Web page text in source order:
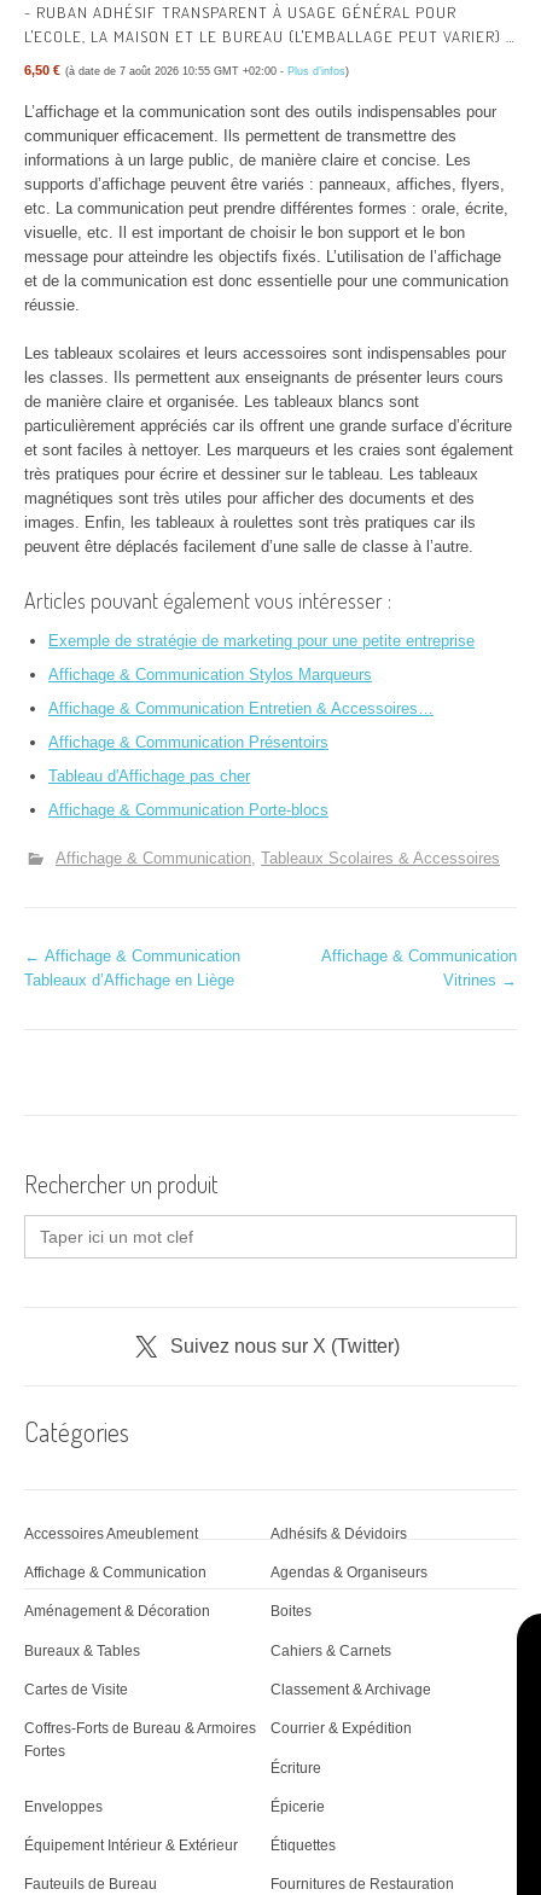
- RUBAN ADHÉSIF TRANSPARENT À USAGE GÉNÉRAL POUR
L'ECOLE, LA MAISON ET LE BUREAU (L'EMBALLAGE PEUT VARIER) |
ET RÉPARER
6,50 € (à date de 7 août 2026 10:55 GMT +02:00 - Plus d’infos)
L’affichage et la communication sont des outils indispensables pour
communiquer efficacement. Ils permettent de transmettre des
informations à un large public, de manière claire et concise. Les
supports d’affichage peuvent être variés : panneaux, affiches, flyers,
etc. La communication peut prendre différentes formes : orale, écrite,
visuelle, etc. Il est important de choisir le bon support et le bon
message pour atteindre les objectifs fixés. L’utilisation de l’affichage
et de la communication est donc essentielle pour une communication
réussie.
Les tableaux scolaires et leurs accessoires sont indispensables pour
les classes. Ils permettent aux enseignants de présenter leurs cours
de manière claire et organisée. Les tableaux blancs sont
particulièrement appréciés car ils offrent une grande surface d’écriture
et sont faciles à nettoyer. Les marqueurs et les craies sont également
très pratiques pour écrire et dessiner sur le tableau. Les tableaux
magnétiques sont très utiles pour afficher des documents et des
images. Enfin, les tableaux à roulettes sont très pratiques car ils
peuvent être déplacés facilement d’une salle de classe à l’autre.
Articles pouvant également vous intéresser :
Exemple de stratégie de marketing pour une petite entreprise
Affichage & Communication Stylos Marqueurs
Affichage & Communication Entretien & Accessoires…
Affichage & Communication Présentoirs
Tableau d'Affichage pas cher
Affichage & Communication Porte-blocs
Affichage & Communication Tableaux Scolaires & Accessoires
N
a
t
i
'
r
t
i
c
l
e
← Affichage & Communication
Tableaux d’Affichage en Liège
Affichage & Communication
Vitrines →
Rechercher un produit
Search
for:
Suivez nous sur X (Twitter)
Catégories
Accessoires Ameublement Adhésifs & Dévidoirs
Affichage & Communication Agendas & Organiseurs
Aménagement & Décoration Boites
Bureaux & Tables Cahiers & Carnets
Cartes de Visite Classement & Archivage
Coffres-Forts de Bureau & Armoires
Fortes
Courrier & Expédition
Écriture
Enveloppes Épicerie
Équipement Intérieur & Extérieur Étiquettes
Fauteuils de Bureau Fournitures de Restauration